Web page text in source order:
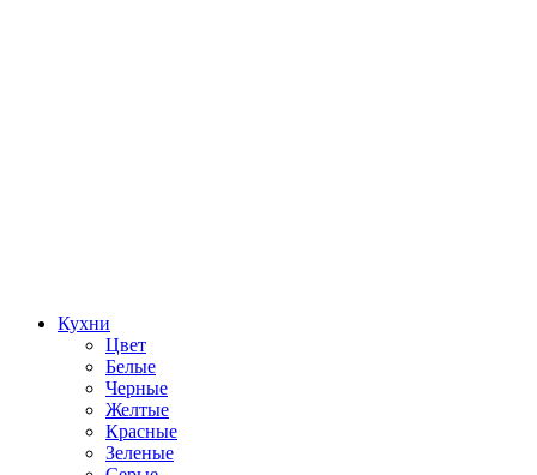
Кухни
Цвет
Белые
Черные
Желтые
Красные
Зеленые